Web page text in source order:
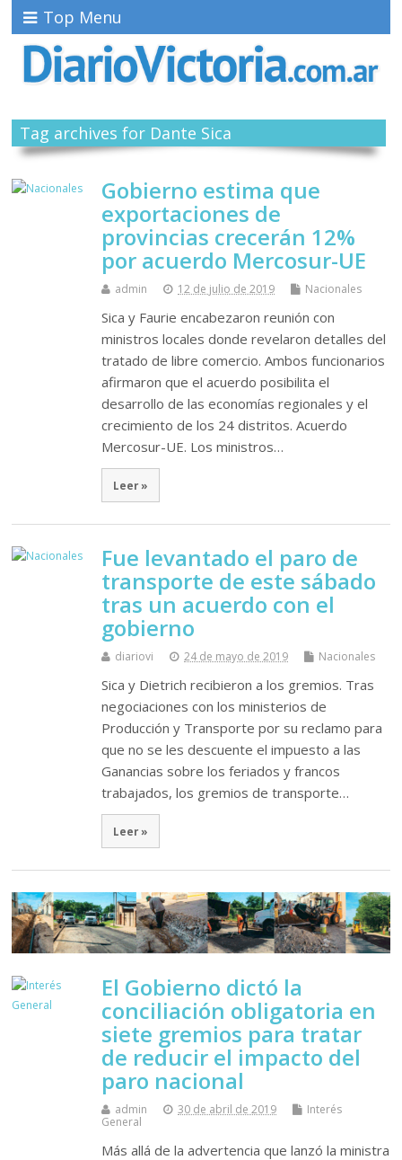
Top Menu
Tag archives for Dante Sica
Gobierno estima que
exportaciones de
provincias crecerán 12%
por acuerdo Mercosur-UE
admin 12 de julio de 2019 Nacionales
Sica y Faurie encabezaron reunión con
ministros locales donde revelaron detalles del
tratado de libre comercio. Ambos funcionarios
afirmaron que el acuerdo posibilita el
desarrollo de las economías regionales y el
crecimiento de los 24 distritos. Acuerdo
Mercosur-UE. Los ministros…
Leer »
Fue levantado el paro de
transporte de este sábado
tras un acuerdo con el
gobierno
diariovi 24 de mayo de 2019 Nacionales
Sica y Dietrich recibieron a los gremios. Tras
negociaciones con los ministerios de
Producción y Transporte por su reclamo para
que no se les descuente el impuesto a las
Ganancias sobre los feriados y francos
trabajados, los gremios de transporte…
Leer »
El Gobierno dictó la
conciliación obligatoria en
siete gremios para tratar
de reducir el impacto del
paro nacional
admin 30 de abril de 2019
Interés
General
Más allá de la advertencia que lanzó la ministra